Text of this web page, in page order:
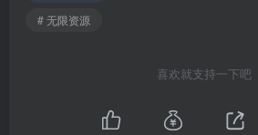
# 无限资源
喜欢就支持一下吧